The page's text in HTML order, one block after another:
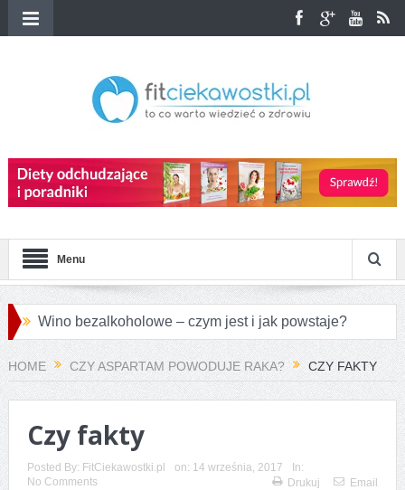
Menu
Wino bezalkoholowe – czym jest i jak powstaje?
Przepisy na różnorodne pierogi azjatyckie
Jakie są największe różnice między konopiami a
marihuaną?
Opakowania aluminiowe dla lokali
HOME CZY ASPARTAM POWODUJE RAKA? CZY FAKTY
Czy fakty
Posted By: FitCiekawostki.pl on: 14 września, 2017
In:
No Comments
Drukuj Email